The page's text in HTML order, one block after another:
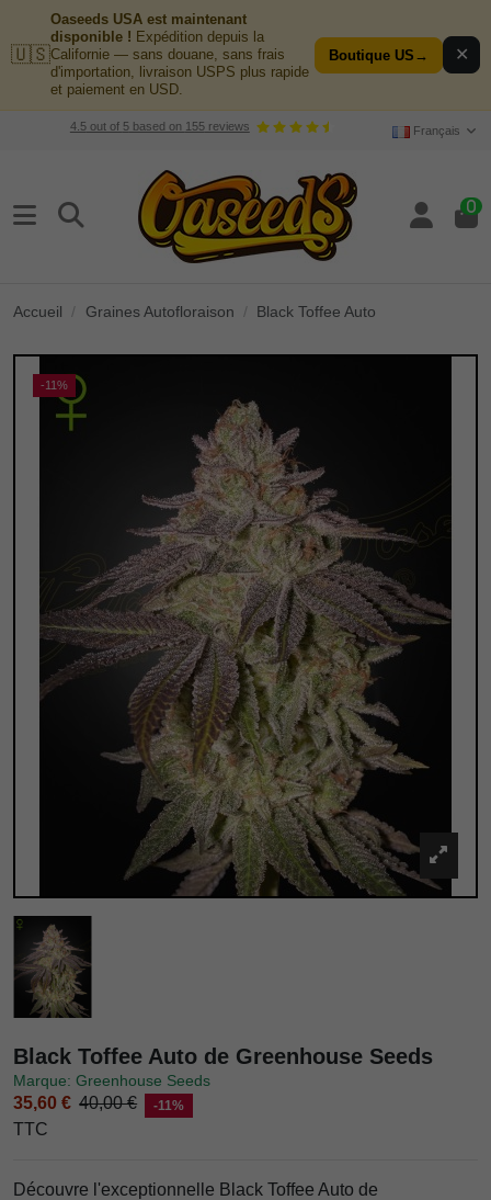
🇺🇸
Oaseeds USA est maintenant
disponible ! Expédition depuis la
Californie — sans douane, sans frais
d'importation, livraison USPS plus rapide
et paiement en USD.
Boutique US → ✕
4.5out of 5based on 155reviews Français
0
Accueil Graines Autofloraison Black Toffee Auto
-11%
Black Toffee Auto de Greenhouse Seeds
Marque: Greenhouse Seeds
35,60 € 40,00 € -11%
TTC
Découvre l'exceptionnelle Black Toffee Auto de